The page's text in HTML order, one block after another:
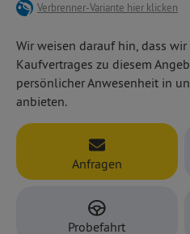
Verbrenner-Variante hier klicken
Wir weisen darauf hin, dass
Kaufvertrages zu diesem
persönlicher Anwesenheit in
anbieten.
Anfragen
Probefahrt